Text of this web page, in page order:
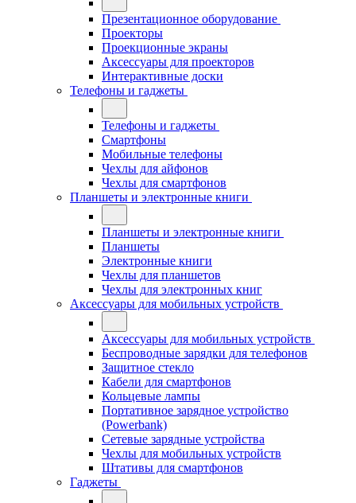
Презентационное оборудование
Проекторы
Проекционные экраны
Аксессуары для проекторов
Интерактивные доски
Телефоны и гаджеты
Телефоны и гаджеты
Смартфоны
Мобильные телефоны
Чехлы для айфонов
Чехлы для смартфонов
Планшеты и электронные книги
Планшеты и электронные книги
Планшеты
Электронные книги
Чехлы для планшетов
Чехлы для электронных книг
Аксессуары для мобильных устройств
Аксессуары для мобильных устройств
Беспроводные зарядки для телефонов
Защитное стекло
Кабели для смартфонов
Кольцевые лампы
Портативное зарядное устройство
(Powerbank)
Сетевые зарядные устройства
Чехлы для мобильных устройств
Штативы для смартфонов
Гаджеты